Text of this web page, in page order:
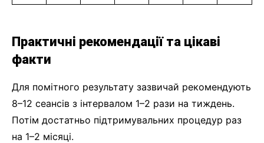
Практичні рекомендації та цікаві
факти
Для помітного результату зазвичай рекомендують
8–12 сеансів з інтервалом 1–2 рази на тиждень.
Потім достатньо підтримувальних процедур раз
на 1–2 місяці.